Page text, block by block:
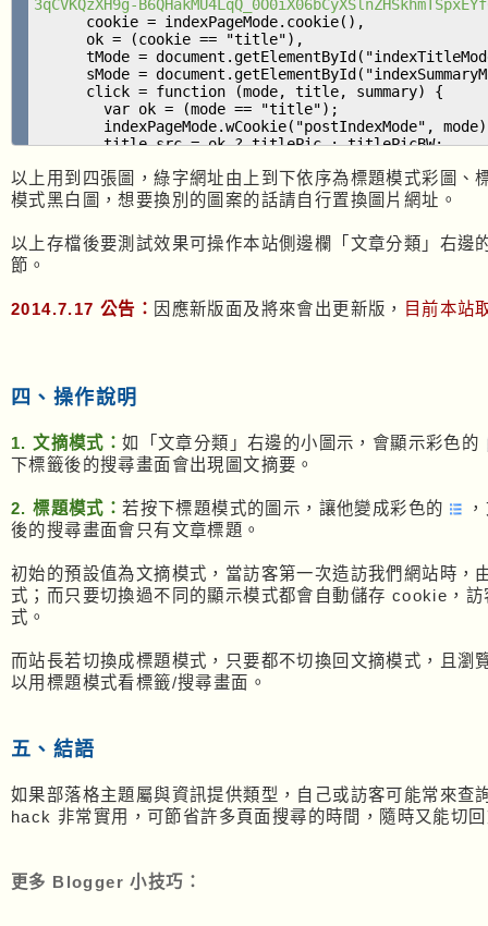
3qCVKQzXH9g-
cookie = indexPageMode.cookie(),
ok = (cookie == "title"),
tMode =
sMode =
click = function (mode, title, summary) {
var ok = (mode == "title");
indexPageMode.wCookie("postIndexMode",
title.src = ok ? titlePic : titlePicBW;
title.style.cssText = ok ? "cursor: auto;" :
summary.style.cssText = ok ? "cursor:
};
tMode.src = ok ? titlePic : titlePicBW;
sMode.src = ok ? summaryPicBW : summaryPic;
tMode.style.cssText = ok ? "cursor: auto;" :
tMode.onclick = function () {click("title", tMode,
sMode.onclick = function () {click("summary",
以上用到四張圖，綠字網址由上到下依序為標題模式彩圖、
模式黑白圖，想要換別的圖案的話請自行置換圖片網址。
以上存檔後要測試效果可操作本站側邊欄「文章分類」右邊
節。
2014.7.17 公告： 因應新版面及將來會出更新版， 目前本站
四、操作說明
1. 文摘模式：如「文章分類」右邊的小圖示，會顯示彩色的
下標籤後的搜尋畫面會出現圖文摘要。
2. 標題模式：若按下標題模式的圖示，讓他變成彩色的
，
後的搜尋畫面會只有文章標題。
初始的預設值為文摘模式，當訪客第一次造訪我們網站時
式；而只要切換過不同的顯示模式都會自動儲存 cookie，
式。
而站長若切換成標題模式，只要都不切換回文摘模式，且
以用標題模式看標籤/搜尋畫面。
五、結語
如果部落格主題屬與資訊提供類型，自己或訪客可能常來查
hack 非常實用，可節省許多頁面搜尋的時間，隨時又能切
更多 Blogger 小技巧：